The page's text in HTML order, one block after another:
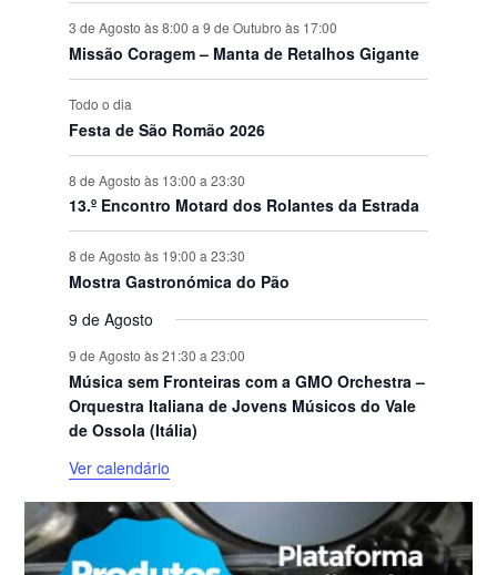
3 de Agosto às 8:00 a 9 de Outubro às 17:00
Missão Coragem – Manta de Retalhos Gigante
Todo o dia
Festa de São Romão 2026
8 de Agosto às 13:00 a 23:30
13.º Encontro Motard dos Rolantes da Estrada
8 de Agosto às 19:00 a 23:30
Mostra Gastronómica do Pão
9 de Agosto
9 de Agosto às 21:30 a 23:00
Música sem Fronteiras com a GMO Orchestra –
Orquestra Italiana de Jovens Músicos do Vale
de Ossola (Itália)
Ver calendário